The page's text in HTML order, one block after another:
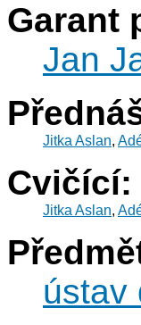
Garant
Jan
Jitka Aslan,
Cvičící:
Jitka Aslan,
ústav